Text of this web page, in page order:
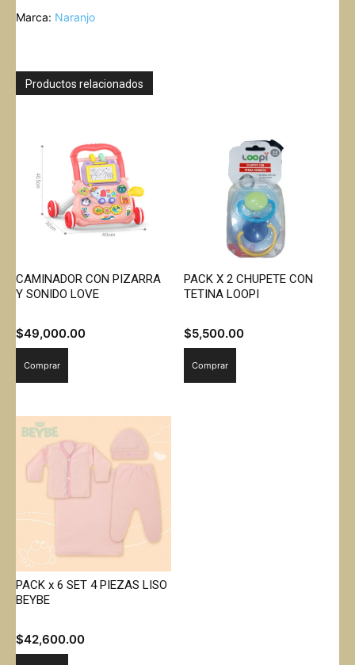
Marca: Naranjo
Productos relacionados
CAMINADOR CON PIZARRA
Y SONIDO LOVE
$49,000.00
Comprar
PACK X 2 CHUPETE CON
TETINA LOOPI
$5,500.00
Comprar
PACK x 6 SET 4 PIEZAS LISO
BEYBE
$42,600.00